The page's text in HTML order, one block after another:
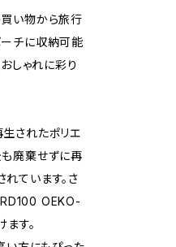
い物から旅行
ーチに収納可能
しゃれに彩り
されたポリエ
廃棄せずに再
ています。さ
OEKO-
す。